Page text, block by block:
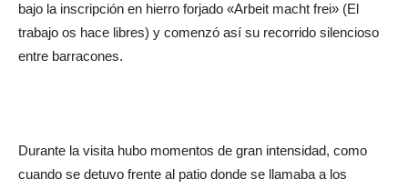
bajo la inscripción en hierro forjado «Arbeit macht frei» (El
trabajo os hace libres) y comenzó así su recorrido silencioso
entre barracones.
Durante la visita hubo momentos de gran intensidad, como
cuando se detuvo frente al patio donde se llamaba a los